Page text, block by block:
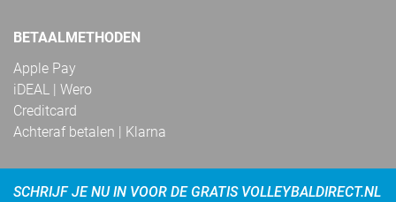
BETAALMETHODEN
Apple Pay
iDEAL | Wero
Creditcard
Achteraf betalen | Klarna
SCHRIJF JE NU IN VOOR DE GRATIS VOLLEYBALDIRECT.NL